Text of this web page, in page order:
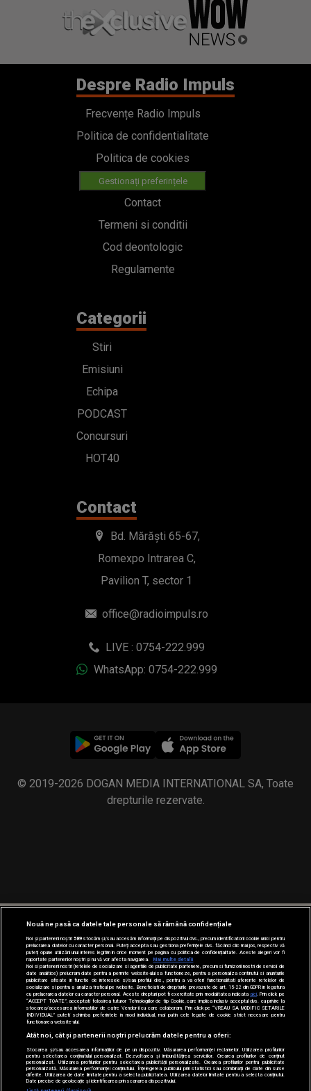
Politica de confidentialitate
Politica de cookies
Contact
Termeni si conditii
Cod deontologic
Regulamente
Categorii
Stiri
Emisiuni
Echipa
Concursuri
HOT40
Bd. Mărăști 65-67,
Romexpo Intrarea C,
Pavilion T, sector 1
LIVE : 0754-222.999
WhatsApp: 0754-222.999
© 2019-2026 DOGAN MEDIA INTERNATIONAL SA, Toate
drepturile rezervate.
Nouă ne pasă ca datele tale personale să rămână confidențiale
Noi și partenerii noștri589stocăm și/sau accesăm informații pe dispozitivul dvs., precum identificatorii cookie unici pentru
prelucrarea datelor cu caracter personal. Puteți accepta sau gestiona preferințele dvs. făcând clic mai jos, respectiv vă
puteți opune utilizării unui interes legitim în orice moment pe pagina cu politica de confidențialitate. Aceste alegeri vor fi
raportate partenerilor noștri și nu vă vor afecta navigarea.
Mai multe detalii
Noi si partenerii nostri (retelele de socializare si agentiile de publicitate partenere, precum si furnizorii nostri de servicii de
date analitice) prelucram date pentru a permite website-ului sa functioneze, pentru a personaliza continutul si anunturile
publicitare afisate in functie de interesele si/sau profilul dvs., pentru a va oferi functionalitati aferente retelelor de
socializare si pentru a analiza traficul pe website. Beneficiati de drepturile prevazute de art. 15-22 din GDPR in legatura
cu prelucrarea datelor cu caracter personal. Aceste drepturi pot fi exercitate prin modalitatea indicataaici . Prin click pe
“ACCEPT TOATE”, acceptati folosirea tuturor Tehnologiilor de tip Cookie, care implica inclusiv acceptul dvs. cu privire la
stocarea/accesarea informatiilor de catre Vendor-ii cu care colaboram. Prin click pe “VREAU SA MODIFIC SETARILE
INDIVIDUAL” puteti schimba preferintele in mod individual, mai putin cele legate de cookie strict necesare pentru
functionarea website-ului.
Atât noi, cât și partenerii noștri prelucrăm datele pentru a oferi:
Stocarea și/sau accesarea informațiilor de pe un dispozitiv. Măsurarea performanței reclamelor. Utilizarea profilurilor
pentru selectarea conținutului personalizat. Dezvoltarea și îmbunătățirea serviciilor. Crearea profilurilor de conținut
personalizat. Utilizarea profilurilor pentru selectarea publicității personalizate. Crearea profilurilor pentru publicitate
personalizată. Măsurarea performanței conținutului. Înțelegerea publicului prin statistici sau combinații de date din surse
diferite. Utilizarea de date limitate pentru a selecta publicitatea. Utilizarea datelor limitate pentru a selecta conținutul.
Date precise de geolocație și identificarea prin scanarea dispozitivului.